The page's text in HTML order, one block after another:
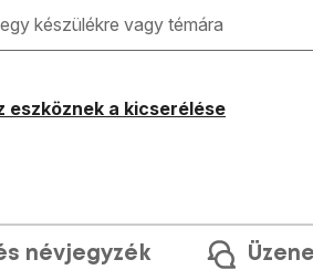
megjelennek a keresési
eszköznek a kicserélése
névjegyzék